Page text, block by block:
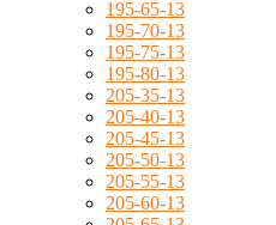
195-65-13
195-70-13
195-75-13
195-80-13
205-35-13
205-40-13
205-45-13
205-50-13
205-55-13
205-60-13